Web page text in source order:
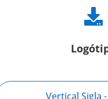

Vertical Sigla